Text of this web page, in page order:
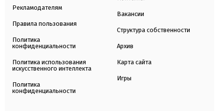
Рекламодателям
Правила пользования
Политика
конфиденциальности
Политика использования
искусственного интеллекта
Политика
конфиденциальности
Вакансии
Структура собственности
Архив
Карта сайта
Игры